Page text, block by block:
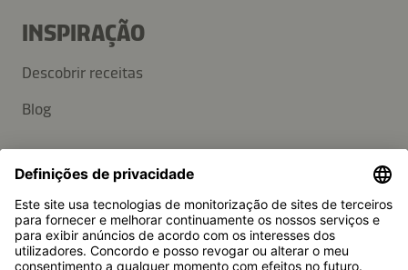
INSPIRAÇÃO
Descobrir receitas
Blog
APOIO
Contacto
Perguntas frequentes